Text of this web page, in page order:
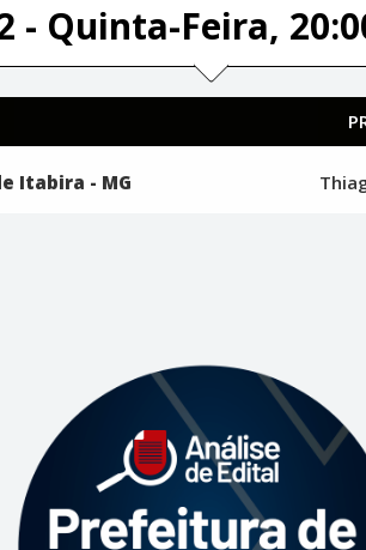
- Quinta-Feira,
Itabira - MG